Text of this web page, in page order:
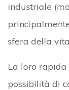
industriale
sfera della
La loro rapida
possibilità di